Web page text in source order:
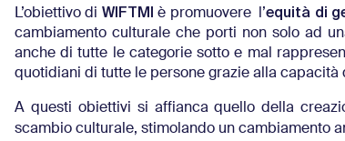
L’obiettivo di WIFTMI è promuovere l’equità di
cambiamento culturale che porti non solo ad
anche di tutte le categorie sotto e mal
quotidiani di tutte le persone grazie alla capacità
A questi obiettivi si affianca quello della
scambio culturale, stimolando un cambiamento